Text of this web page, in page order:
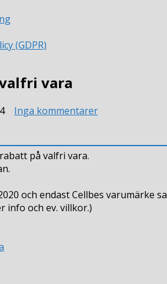
(GDPR)
vara
Inga kommentarertill
rabatt
på valfri vara.
och endast Cellbes varumärke
info och ev. villkor.)